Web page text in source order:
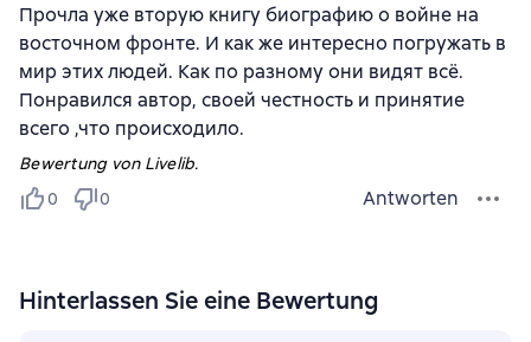
Прочла уже вторую книгу биографию о войне на
восточном фронте. И как же интересно погружать в
мир этих людей. Как по разному они видят всё.
Понравился автор, своей честность и принятие
всего ,что происходило.
Bewertung von Livelib.
0
0 Antworten
Hinterlassen Sie eine Bewertung